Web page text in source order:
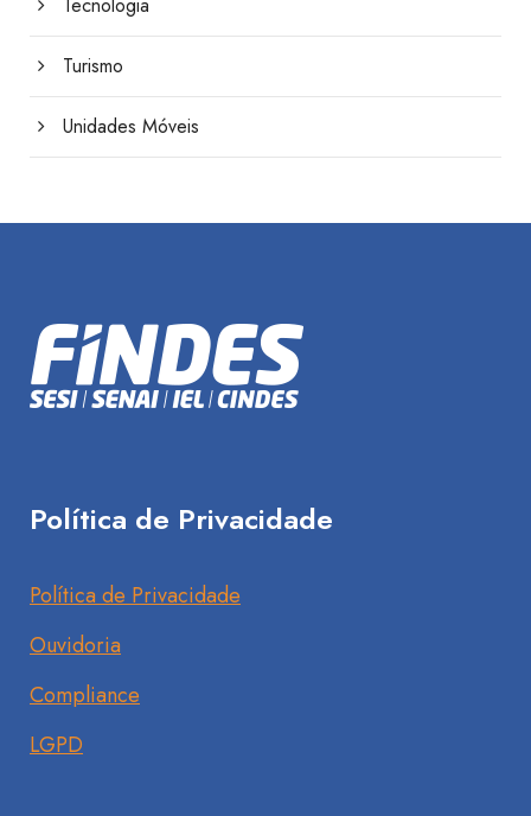
Tecnologia
Turismo
Unidades Móveis
Política de Privacidade
Política de Privacidade
Ouvidoria
Compliance
LGPD